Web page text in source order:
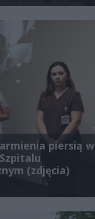
piersią w
(zdjęcia)